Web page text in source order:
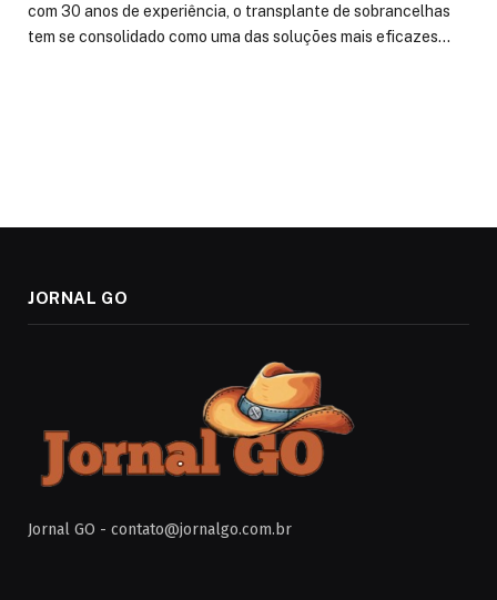
com 30 anos de experiência, o transplante de sobrancelhas
tem se consolidado como uma das soluções mais eficazes…
JORNAL GO
Jornal GO - contato@jornalgo.com.br